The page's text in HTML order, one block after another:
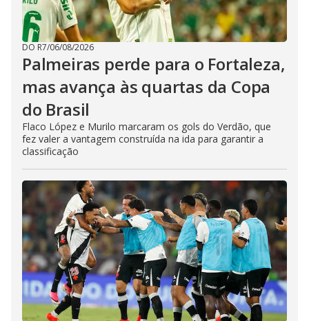
DO R7/06/08/2026
Palmeiras perde para o Fortaleza,
mas avança às quartas da Copa
do Brasil
Flaco López e Murilo marcaram os gols do Verdão, que
fez valer a vantagem construída na ida para garantir a
classificação